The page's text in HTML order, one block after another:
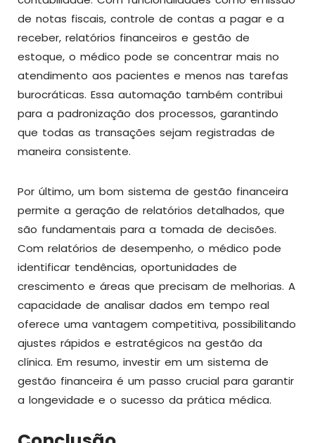
de notas fiscais, controle de contas a pagar e a
receber, relatórios financeiros e gestão de
estoque, o médico pode se concentrar mais no
atendimento aos pacientes e menos nas tarefas
burocráticas. Essa automação também contribui
para a padronização dos processos, garantindo
que todas as transações sejam registradas de
maneira consistente.
Por último, um bom sistema de gestão financeira
permite a geração de relatórios detalhados, que
são fundamentais para a tomada de decisões.
Com relatórios de desempenho, o médico pode
identificar tendências, oportunidades de
crescimento e áreas que precisam de melhorias. A
capacidade de analisar dados em tempo real
oferece uma vantagem competitiva, possibilitando
ajustes rápidos e estratégicos na gestão da
clínica. Em resumo, investir em um sistema de
gestão financeira é um passo crucial para garantir
a longevidade e o sucesso da prática médica.